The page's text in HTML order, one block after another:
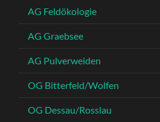
AG Feldökologie
AG Graebsee
AG Pulverweiden
OG Bitterfeld/Wolfen
OG Dessau/Rosslau